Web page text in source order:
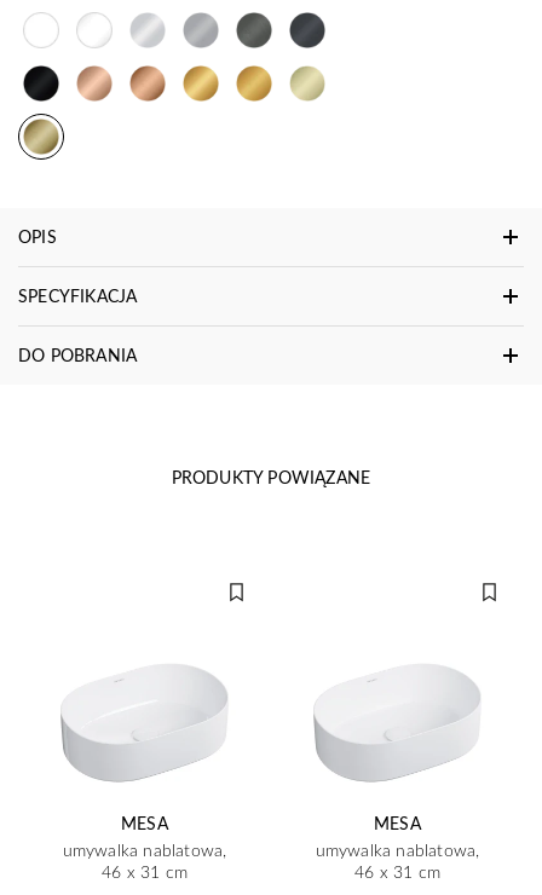
OPIS
SPECYFIKACJA
DO POBRANIA
PRODUKTY POWIĄZANE
MESA
umywalka nablatowa,
46 x 31 cm
MESA
umywalka nablatowa,
46 x 31 cm